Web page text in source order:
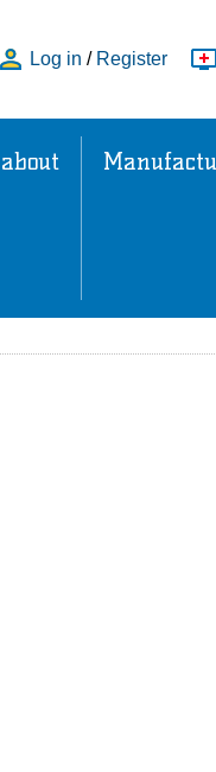
Log in / Register
about